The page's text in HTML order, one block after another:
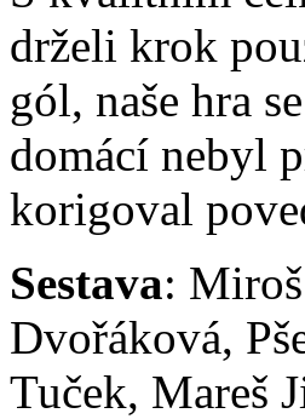
drželi krok
gól, naše hra
domácí nebyl
korigoval
Sestava:
Dvořáková,
Tuček, Mareš